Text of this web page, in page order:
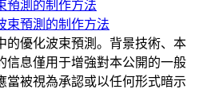
預測的制作方法
的優化波束預測。背景技術、本
信息僅用于增強對本公開的一般
當被視為承認或以任何形式暗示